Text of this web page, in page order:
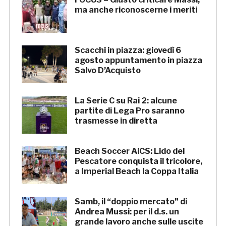
ma anche riconoscerne i meriti
Scacchi in piazza: giovedì 6
agosto appuntamento in piazza
Salvo D’Acquisto
La Serie C su Rai 2: alcune
partite di Lega Pro saranno
trasmesse in diretta
Beach Soccer AiCS: Lido del
Pescatore conquista il tricolore,
a Imperial Beach la Coppa Italia
Samb, il “doppio mercato” di
Andrea Mussi: per il d.s. un
grande lavoro anche sulle uscite